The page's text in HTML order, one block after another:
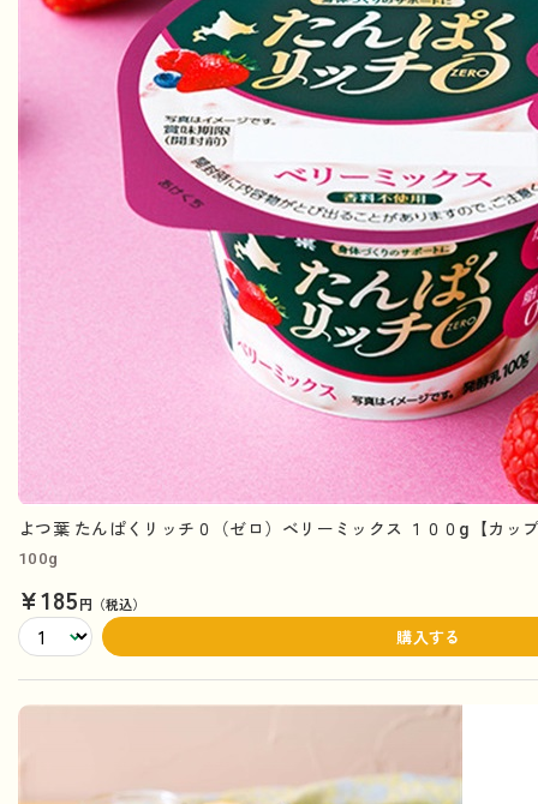
よつ葉 たんぱくリッチ０（ゼロ）ベリーミックス １００g【カッ
100g
¥185円（税込）
購入する